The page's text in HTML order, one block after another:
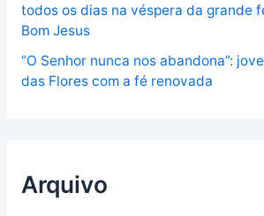
todos os dias na véspera da grande
Bom Jesus
“O Senhor nunca nos abandona”:
das Flores com a fé renovada
Arquivo